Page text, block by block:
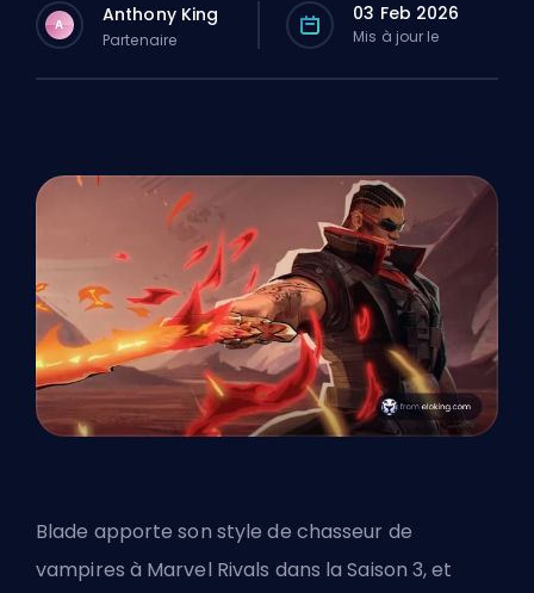
A Anthony King
Partenaire
03 Feb 2026
Mis à jour le
Blade apporte son style de chasseur de
vampires à Marvel Rivals dans la Saison 3, et